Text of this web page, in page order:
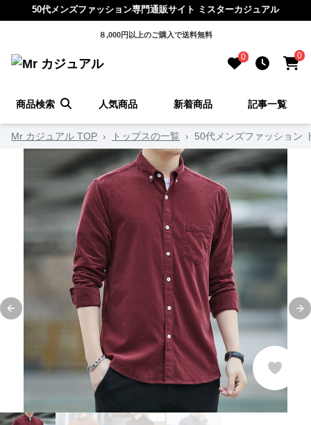
50代メンズファッション専門通販サイト ミスターカジュアル
８,000円以上のご購入で送料無料
0 0
商品検索 人気商品 新着商品 記事一覧
Mr カジュアル TOP › トップスの一覧 › 50代メンズファッション
Previous slide